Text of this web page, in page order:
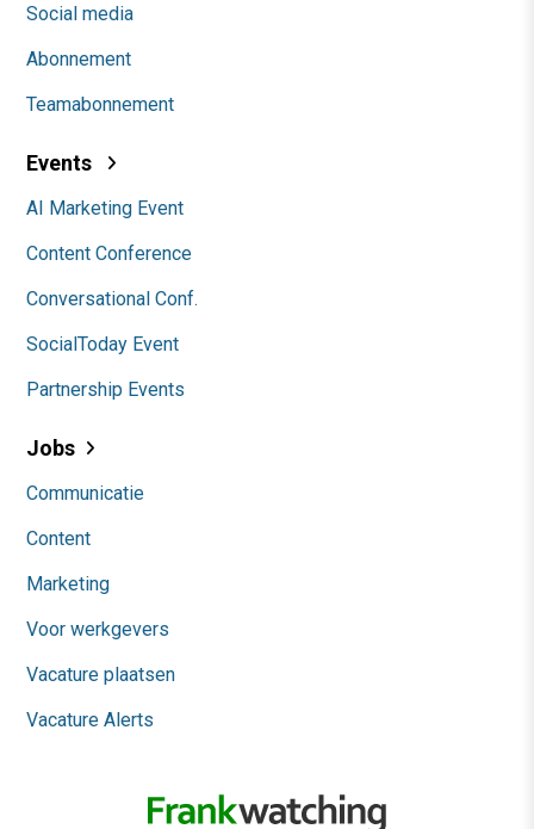
Social media
Abonnement
Teamabonnement
Events
AI Marketing Event
Content Conference
Conversational Conf.
SocialToday Event
Partnership Events
Jobs
Communicatie
Content
Marketing
Voor werkgevers
Vacature plaatsen
Vacature Alerts